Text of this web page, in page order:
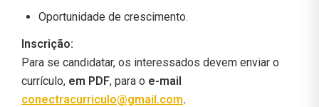
Oportunidade de crescimento.
Inscrição:
Para se candidatar, os interessados devem enviar o
currículo, em PDF, para o e-mail
conectracurriculo@gmail.com.